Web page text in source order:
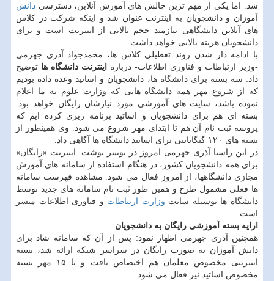
شد. اما یکی از مهم ترین چالش های آموزش آنلاین، دسترسی دانش
آموزان و دانشجویان به اینترنت عنوان شد و اینکه شرکت در کلاس
های آنلاین دانشگاهی نیازمند حجم بالایی از اینترنت است و برای
دانشجویان هزینه بالایی خواهد داشت.
با ادامه دار شدن روند تعطیلی کلاس ها، محمدجواد آذری جهرمی
-وزیر ارتباطات و فناوری اطلاعات- درباره
اینترنت دانشگاه ها توضیح
داد: سه بسته برای دانشگاه ها، دانشجویان و اساتید وعده داده بودیم
که از شروع مهر همه دانشگاه هایی که وزارت علوم به ما اعلام
نموده باشد، سایت های آموزشی مورد نیازشان رایگان خواهد بود.
بسته ای هم برای دانشجویان و اساتید برنامه ریزی کرده ایم که
پروسه ثبت نام آن هم تا ابتدای مهر شروع می شود. وی همینطور از
بسته های ۱۲۰ گیگابایتی برای اساتید دانشگاه ها آگاهی داد.
در این راستا آذری جهرمی امروز در توییتر نوشت: اینترنت «رایگان»
برای همه دانشجویان کشور، در هنگام استفاده از سامانه های آموزش
مجازی دانشگاهها، از امروز فعال می شود. ‏مشاهده فهرست سامانه
ها فعلی مشمول طرح و همین طور ثبت نام سامانه های جدید توسط
دانشگاه ها بوسیله سایت وزارت ارتباطات و فناوری اطلاعات میسر
است.
ارایه بسته آموزشی رایگان به دانشجویان
همچنین آذری جهرمی اظهار نمود: پس از آن که سامانه شاد برای
دانش آموزان به صورت رایگان در سراسر شبکه ارائه شد، بسته
اینترنتی مخصوص معلمان هم اختصاص یافت و تا ۱۵ مهر بسته
مخصوص اساتید نیز فعال می شود.